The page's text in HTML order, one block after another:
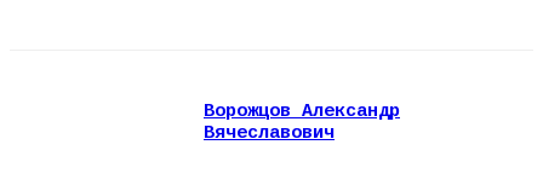
Ворожцов Александр
Вячеславович